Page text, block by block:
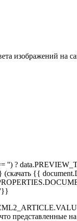
изображений на
'') ?
(скачать {{
представленные